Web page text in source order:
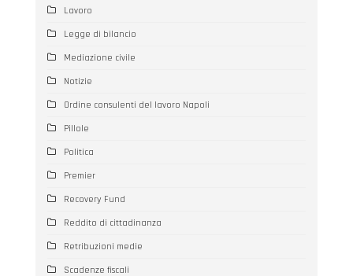
Lavoro
Legge di bilancio
Mediazione civile
Notizie
Ordine consulenti del lavoro Napoli
Pillole
Politica
Premier
Recovery Fund
Reddito di cittadinanza
Retribuzioni medie
Scadenze fiscali